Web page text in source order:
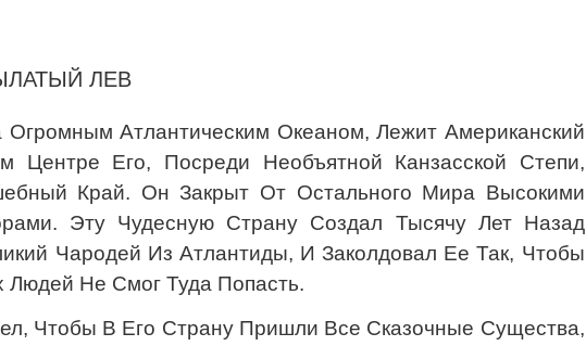
ЛЕВ
Огромным Атлантическим Океаном, Лежит Американский
Центре Его, Посреди Необъятной Канзасской Степи,
Край. Он Закрыт От Остального Мира Высокими
Эту Чудесную Страну Создал Тысячу Лет Назад
Чародей Из Атлантиды, И Заколдовал Ее Так, Чтобы
Не Смог Туда Попасть.
Чтобы В Его Страну Пришли Все Сказочные Существа,